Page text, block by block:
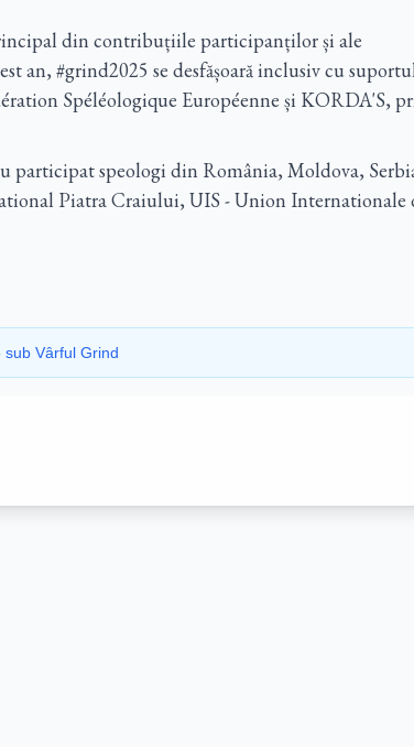
din contribuțiile participanților și ale
an, #grind2025 se desfășoară inclusiv cu
Spéléologique Européenne și KORDA'S,
participat speologi din România, Moldova,
Piatra Craiului, UIS - Union Internationale
sub Vârful Grind